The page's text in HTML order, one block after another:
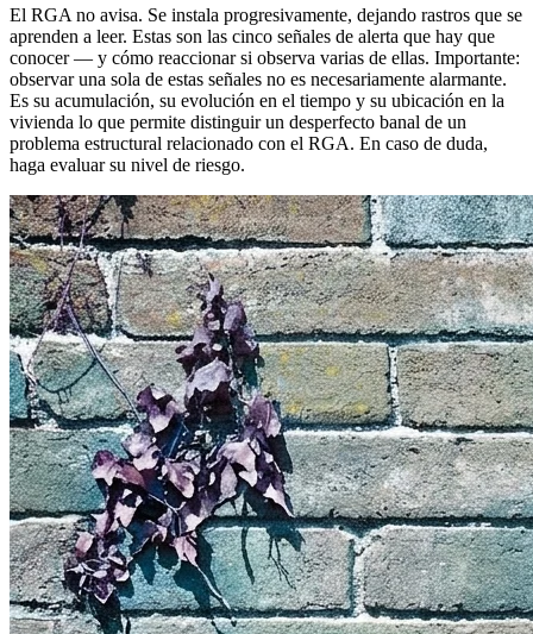
El RGA no avisa. Se instala progresivamente, dejando rastros que se
aprenden a leer. Estas son las cinco señales de alerta que hay que
conocer — y cómo reaccionar si observa varias de ellas. Importante:
observar una sola de estas señales no es necesariamente alarmante.
Es su acumulación, su evolución en el tiempo y su ubicación en la
vivienda lo que permite distinguir un desperfecto banal de un
problema estructural relacionado con el RGA. En caso de duda,
haga evaluar su nivel de riesgo.